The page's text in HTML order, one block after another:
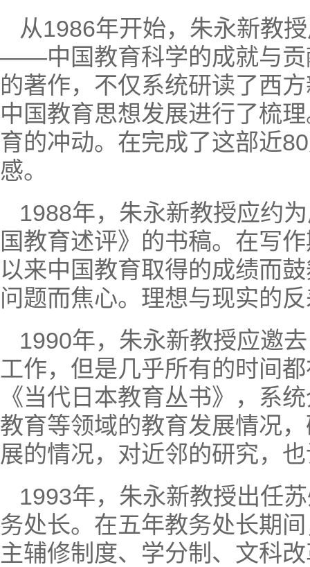
从1986年开始，朱永新教
——中国教育科学的成就与贡
的著作，不仅系统研读了西
中国教育思想发展进行了梳
育的冲动。在完成了这部近
感。
1988年，朱永新教授应约
国教育述评》的书稿。在写
以来中国教育取得的成绩而
问题而焦心。理想与现实的
1990年，朱永新教授应邀
工作，但是几乎所有的时间
《当代日本教育丛书》，系
教育等领域的教育发展情况
展的情况，对近邻的研究，
1993年，朱永新教授出任
务处长。在五年教务处长期
主辅修制度、学分制、文科